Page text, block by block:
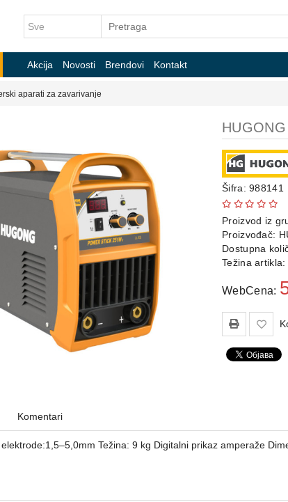
Akcija Novosti Brendovi Kontakt
aparati za zavarivanje
Šifra: 988141
Proizvod iz
Proizvođač:
Dostupna
Težina artikla:
WebCena:
Komentari
Težina: 9 kg Digitalni prikaz amperaže